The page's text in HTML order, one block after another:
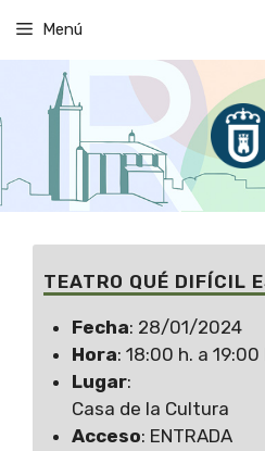
contenido
Menú
TEATRO QUÉ DIFÍCIL
Fecha: 28/01/2024
Hora: 18:00 h. a 19:00
Lugar:
Casa de la Cultura
Acceso: ENTRADA